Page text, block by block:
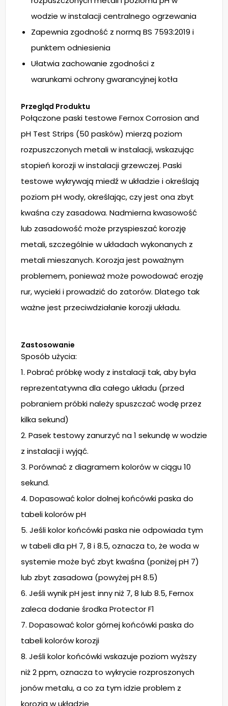
wodzie w instalacji centralnego ogrzewania
Zapewnia zgodność z normą BS 7593:2019 i
punktem odniesienia
Ułatwia zachowanie zgodności z
warunkami ochrony gwarancyjnej kotła
Przegląd Produktu
Połączone paski testowe Fernox Corrosion and
pH Test Strips (50 pasków) mierzą poziom
rozpuszczonych metali w instalacji, wskazując
stopień korozji w instalacji grzewczej. Paski
testowe wykrywają miedź w układzie i określają
poziom pH wody, określając, czy jest ona zbyt
kwaśna czy zasadowa. Nadmierna kwasowość
lub zasadowość może przyspieszać korozję
metali, szczególnie w układach wykonanych z
metali mieszanych. Korozja jest poważnym
problemem, ponieważ może powodować erozję
rur, wycieki i prowadzić do zatorów. Dlatego tak
ważne jest przeciwdziałanie korozji układu.
Zastosowanie
Sposób użycia:
1. Pobrać próbkę wody z instalacji tak, aby była
reprezentatywna dla całego układu (przed
pobraniem próbki należy spuszczać wodę przez
kilka sekund)
2. Pasek testowy zanurzyć na 1 sekundę w wodzie
z instalacji i wyjąć.
3. Porównać z diagramem kolorów w ciągu 10
sekund.
4. Dopasować kolor dolnej końcówki paska do
tabeli kolorów pH
5. Jeśli kolor końcówki paska nie odpowiada tym
w tabeli dla pH 7, 8 i 8.5, oznacza to, że woda w
systemie może być zbyt kwaśna (poniżej pH 7)
lub zbyt zasadowa (powyżej pH 8.5)
6. Jeśli wynik pH jest inny niż 7, 8 lub 8.5, Fernox
zaleca dodanie środka Protector F1
7. Dopasować kolor górnej końcówki paska do
tabeli kolorów korozji
8. Jeśli kolor końcówki wskazuje poziom wyższy
niż 2 ppm, oznacza to wykrycie rozproszonych
jonów metalu, a co za tym idzie problem z
korozją w układzie